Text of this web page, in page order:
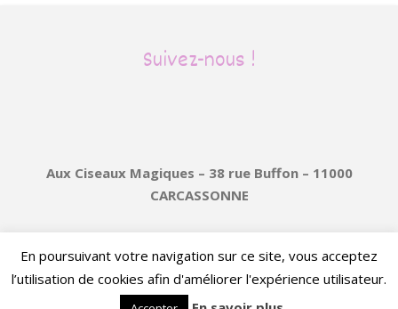
Suivez-nous !
Aux Ciseaux Magiques – 38 rue Buffon – 11000
CARCASSONNE
Protection des données– Réalisation Résonance
Communication
En poursuivant votre navigation sur ce site, vous acceptez
l’utilisation de cookies afin d'améliorer l'expérience utilisateur.